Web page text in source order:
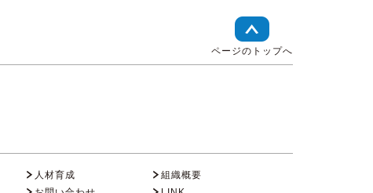
ページのトップへ
人材育成
組織概要